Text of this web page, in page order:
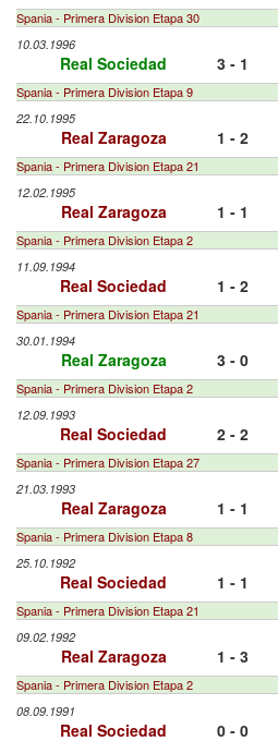
Spania - Primera Division Etapa 30
10.03.1996
Real Sociedad 3 - 1
Spania - Primera Division Etapa 9
22.10.1995
Real Zaragoza 1 - 2
Spania - Primera Division Etapa 21
12.02.1995
Real Zaragoza 1 - 1
Spania - Primera Division Etapa 2
11.09.1994
Real Sociedad 1 - 2
Spania - Primera Division Etapa 21
30.01.1994
Real Zaragoza 3 - 0
Spania - Primera Division Etapa 2
12.09.1993
Real Sociedad 2 - 2
Spania - Primera Division Etapa 27
21.03.1993
Real Zaragoza 1 - 1
Spania - Primera Division Etapa 8
25.10.1992
Real Sociedad 1 - 1
Spania - Primera Division Etapa 21
09.02.1992
Real Zaragoza 1 - 3
Spania - Primera Division Etapa 2
08.09.1991
Real Sociedad 0 - 0